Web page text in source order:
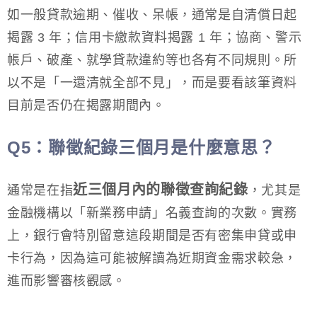
如一般貸款逾期、催收、呆帳，通常是自清償日起
揭露 3 年；信用卡繳款資料揭露 1 年；協商、警示
帳戶、破產、就學貸款違約等也各有不同規則。所
以不是「一還清就全部不見」，而是要看該筆資料
目前是否仍在揭露期間內。
Q5 ：聯徵紀錄三個月是什麼意思？
通常是在指近三個月內的聯徵查詢紀錄 ，尤其是
金融機構以「新業務申請」名義查詢的次數。實務
上，銀行會特別留意這段期間是否有密集申貸或申
卡行為，因為這可能被解讀為近期資金需求較急，
進而影響審核觀感。